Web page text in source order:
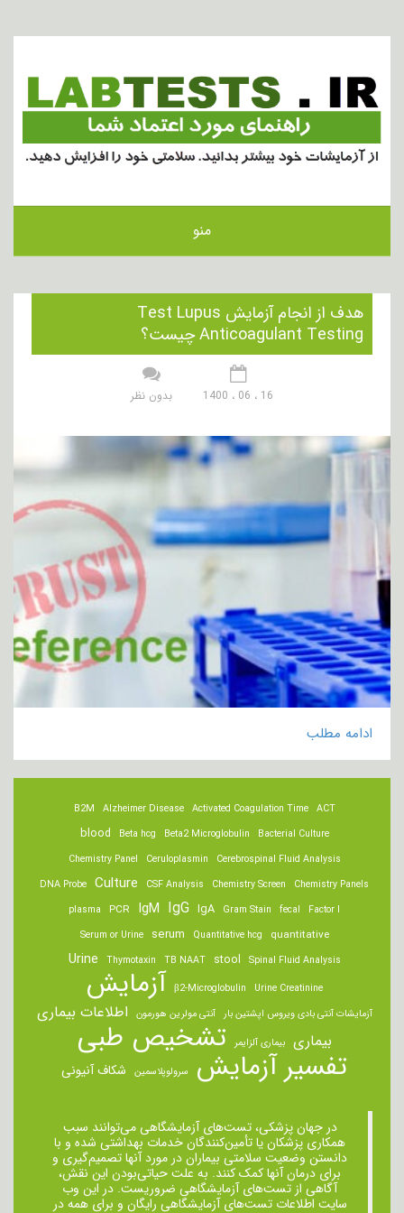
منو
هدف از انجام آزمایش Test Lupus
Anticoagulant Testing چیست؟
16 ، 06 ، 1400 بدون نظر
ادامه مطلب
ACT
Activated Coagulation Time
Alzheimer Disease
B2M
Bacterial Culture
Beta2 Microglobulin
Beta hcg
blood
Cerebrospinal Fluid Analysis
Ceruloplasmin
Chemistry Panel
Chemistry Panels
Chemistry Screen
CSF Analysis
Culture
DNA Probe
Factor I
fecal
Gram Stain
IgA
IgG
IgM
PCR
plasma
quantitative
Quantitative hcg
serum
Serum or Urine
Spinal Fluid Analysis
stool
TB NAAT
Thymotaxin
Urine
Urine Creatinine
β2-Microglobulin آزمایش
آزمایشات آنتی بادی ویروس اپشتین بار آنتی مولرین هورمون اطلاعات بیماری
بیماری بیماری آلزایمر تشخیص طبی
تفسیر آزمایش سرولوپلاسمین شکاف آنیونی
در جهان پزشکی، تست‌های آزمایشگاهی می‌توانند سبب
همکاری پزشکان یا تأمین‌کنندگان خدمات بهداشتی شده و با
دانستن وضعیت سلامتی بیماران در مورد آنها تصمیم‌گیری و
برای درمان ‌آنها کمک کنند. به علت حیاتی‌بودن این نقش،
آگاهی از تست‌های آزمایشگاهی ضروریست. در این وب
سایت اطلاعات تست‌های آزمایشگاهی رایگان و برای همه در